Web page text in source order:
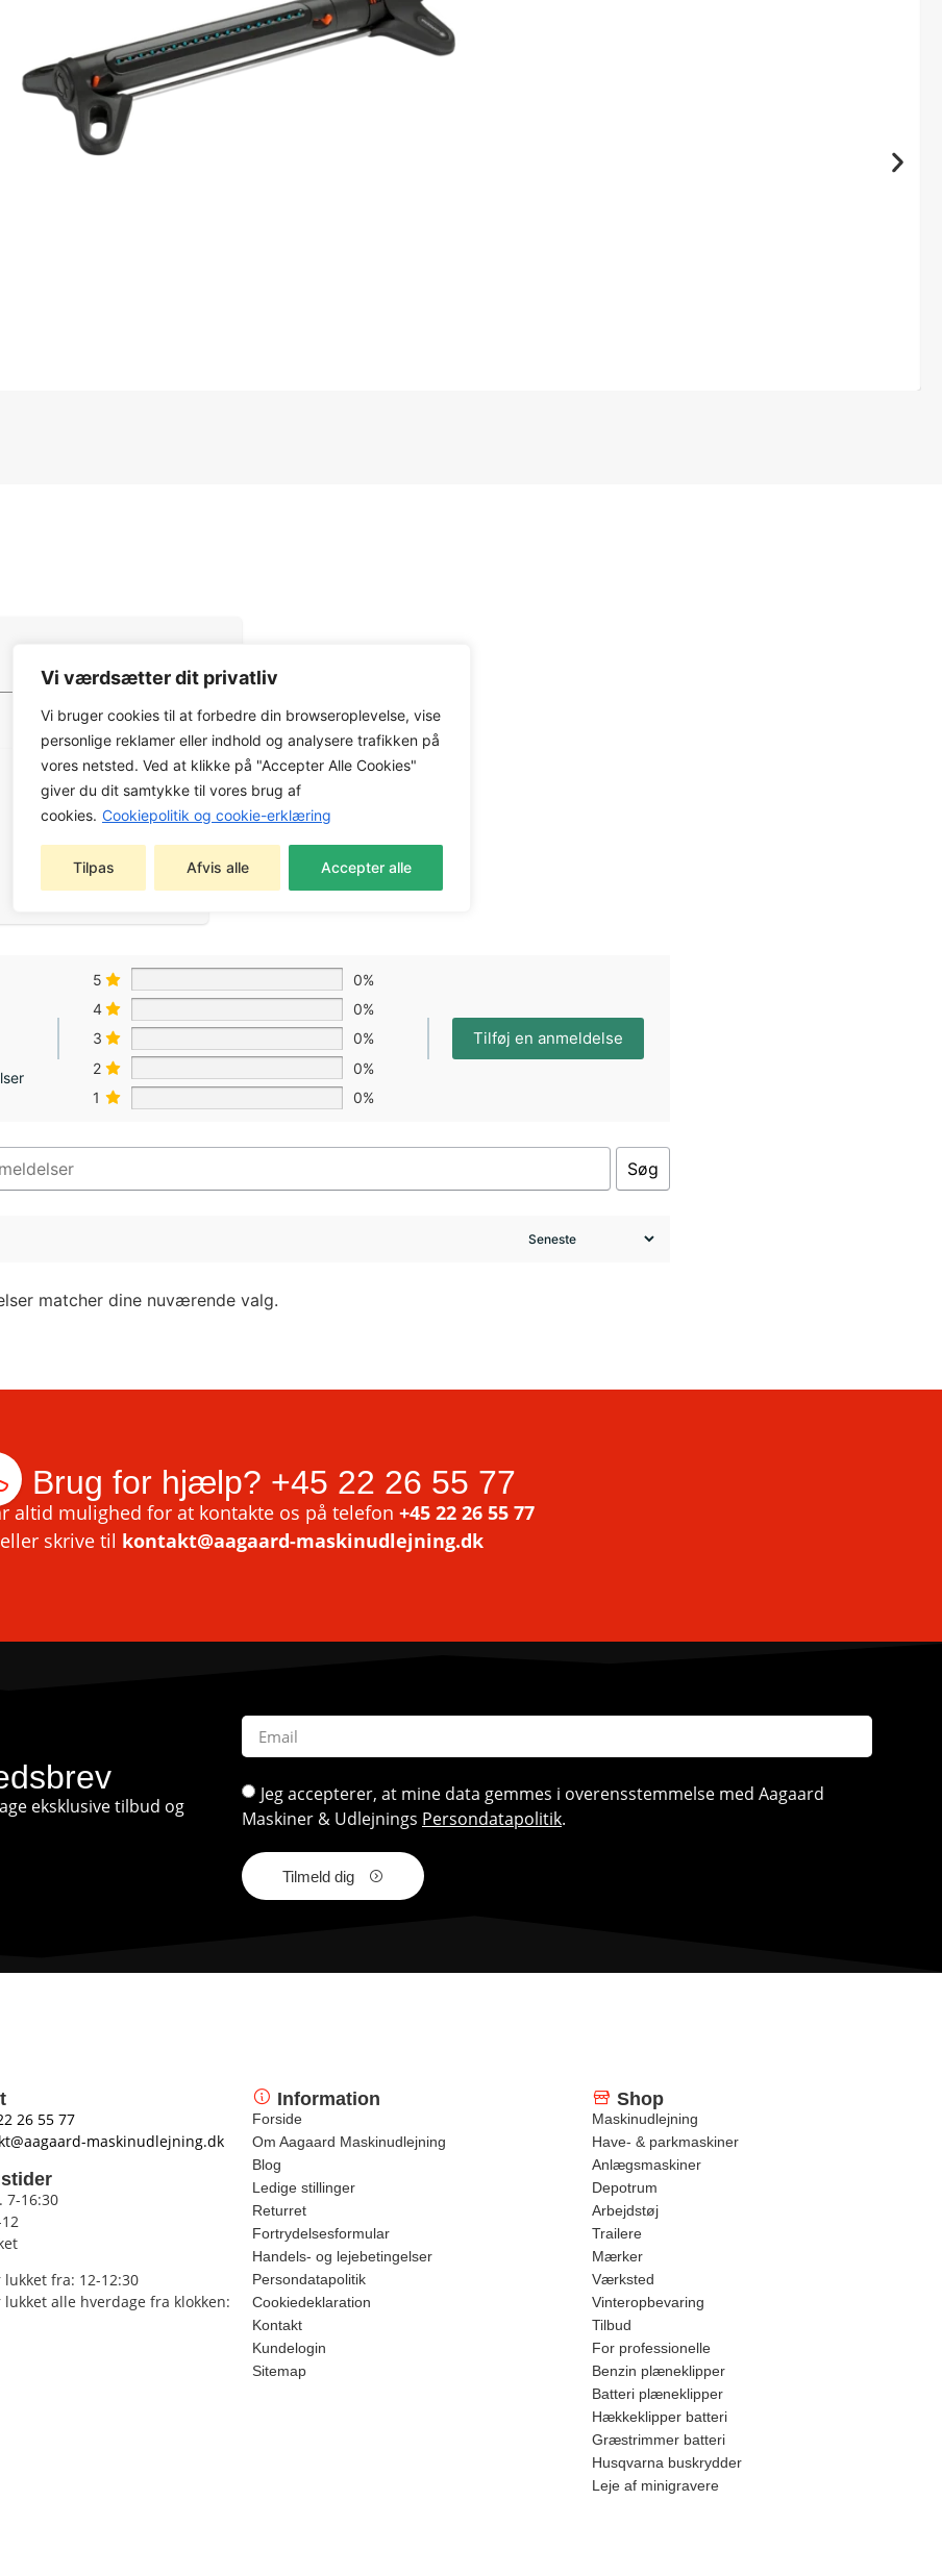
Vi værdsætter dit privatliv
Vi bruger cookies til at forbedre din browseroplevelse, vise
personlige reklamer eller indhold og analysere trafikken på
vores netsted. Ved at klikke på "Accepter Alle Cookies"
giver du dit samtykke til vores brug af
cookies. Cookiepolitik og cookie-erklæring
Tilpas Afvis alle Accepter alle
5
0%
4
0%
3
0%
2
0%
1
0%
Tilføj en anmeldelse
Søg
matcher dine nuværende valg.
Brug for hjælp? +45 22 26 55 77
altid mulighed for at kontakte os på telefon +45 22 26 55 77
eller skrive til kontakt@aagaard-maskinudlejning.dk
eksklusive tilbud og
Jeg accepterer, at mine data gemmes i overensstemmelse med Aagaard
Maskiner & Udlejnings Persondatapolitik.
Tilmeld dig
26 55 77
maskinudlejning.dk
7-16:30
fra: 12-12:30
alle hverdage fra klokken:
Information
Forside
Om Aagaard Maskinudlejning
Blog
Ledige stillinger
Returret
Fortrydelsesformular
Handels- og lejebetingelser
Persondatapolitik
Cookiedeklaration
Kontakt
Kundelogin
Sitemap
Shop
Maskinudlejning
Have- & parkmaskiner
Anlægsmaskiner
Depotrum
Arbejdstøj
Trailere
Mærker
Værksted
Vinteropbevaring
Tilbud
For professionelle
Benzin plæneklipper
Batteri plæneklipper
Hækkeklipper batteri
Græstrimmer batteri
Husqvarna buskrydder
Leje af minigravere